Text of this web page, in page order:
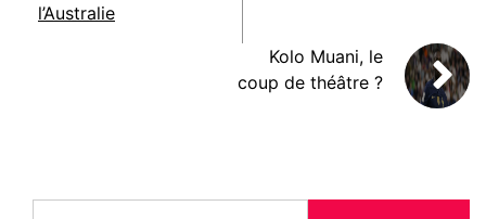
l’Australie
Kolo Muani, le
coup de théâtre ?